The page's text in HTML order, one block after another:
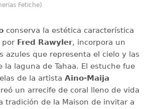
Fetiche)
conserva la estética característica
por Fred Rawyler, incorpora un
azules que representa el cielo y las
la laguna de Tahaa. El estuche fue
de la artista Aino-Maija
un arrecife de coral lleno de vida
tradición de la Maison de invitar a